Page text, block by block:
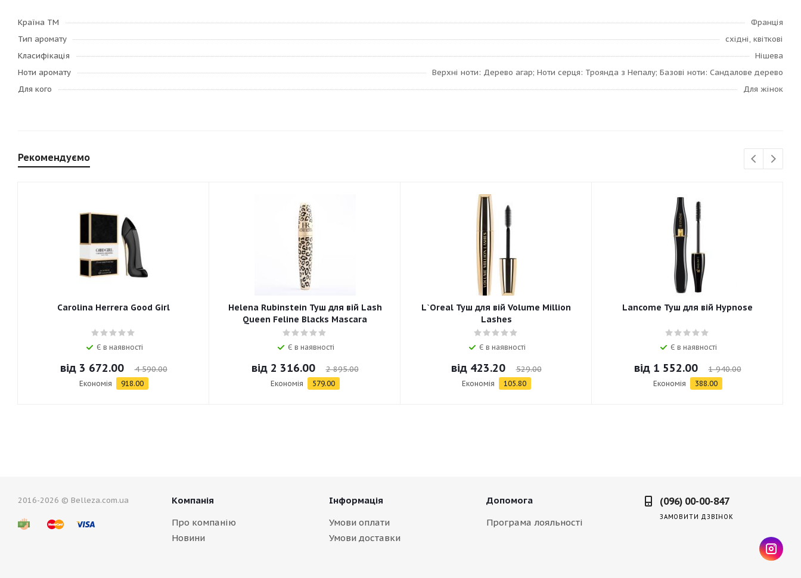
Країна ТМ
Франція
Тип аромату
східні, квіткові
Класифікація
Нішева
Ноти аромату
Верхні ноти: Дерево агар; Ноти серця: Троянда з Непалу; Базові ноти: Сандалове дерево
Для кого
Для жінок
Рекомендуємо
Carolina Herrera Good Girl
Є в наявності
від 3 672.00 4 590.00
Економія 918.00
Helena Rubinstein Туш для вій Lash
Queen Feline Blacks Mascara
Є в наявності
від 2 316.00 2 895.00
Економія 579.00
L`Oreal Туш для вій Volume Million
Lashes
Є в наявності
від 423.20 529.00
Економія 105.80
Lancome Туш для вій Hypnose
Є в наявності
від 1 552.00 1 940.00
Економія 388.00
2016-2026 © Belleza.com.ua
Компанія
Про компанію
Новини
Інформація
Умови оплати
Умови доставки
Допомога
Програма лояльності
(096) 00-00-847
ЗАМОВИТИ ДЗВІНОК